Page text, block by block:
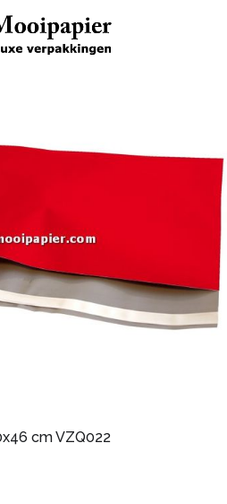
cm VZQ022